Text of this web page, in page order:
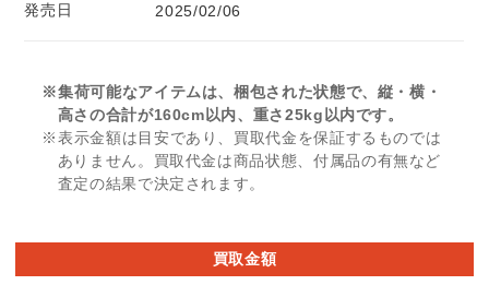
発売日 2025/02/06
※集荷可能なアイテムは、梱包された状態で、縦・横・
高さの合計が160cm以内、重さ25kg以内です。
※表示金額は目安であり、買取代金を保証するものでは
ありません。買取代金は商品状態、付属品の有無など
査定の結果で決定されます。
買取金額